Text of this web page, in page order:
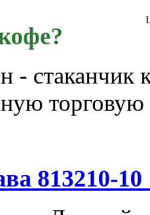
- стаканчик
торговую
813210-